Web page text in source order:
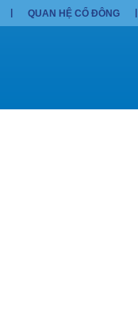
QUAN HỆ CỔ ĐÔNG